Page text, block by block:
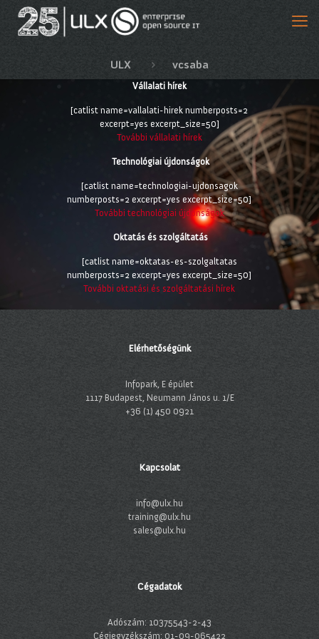
ULX vcsaba
Vállalati hírek
[catlist name=vallalati-hirek numberposts=2
excerpt=yes excerpt_size=50]
További vállalati hírek
Technológiai újdonságok
[catlist name=technologiai-ujdonsagok
numberposts=2 excerpt=yes excerpt_size=50]
További technológiai újdonságok
Oktatás és szolgáltatás
[catlist name=oktatas-es-szolgaltatas
numberposts=2 excerpt=yes excerpt_size=50]
További oktatási és szolgáltatási hírek
Elérhetőségünk
Infopark, E épület
1117 Budapest, Neumann János u. 1/E
+36 (1) 450 0921
Kapcsolat
info@ulx.hu
training@ulx.hu
sales@ulx.hu
Cégadatok
Adószám: 10375543-2-43
Cégjegyzékszám: 01-09-065422